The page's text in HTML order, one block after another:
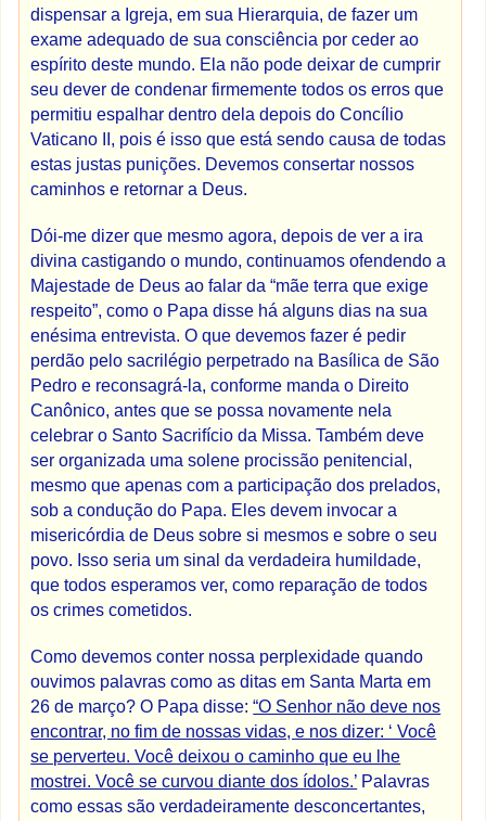
dispensar a Igreja, em sua Hierarquia, de fazer um
exame adequado de sua consciência por ceder ao
espírito deste mundo. Ela não pode deixar de cumprir
seu dever de condenar firmemente todos os erros que
permitiu espalhar dentro dela depois do Concílio
Vaticano II, pois é isso que está sendo causa de todas
estas justas punições. Devemos consertar nossos
caminhos e retornar a Deus.
Dói-me dizer que mesmo agora, depois de ver a ira
divina castigando o mundo, continuamos ofendendo a
Majestade de Deus ao falar da “mãe terra que exige
respeito”, como o Papa disse há alguns dias na sua
enésima entrevista. O que devemos fazer é pedir
perdão pelo sacrilégio perpetrado na Basílica de São
Pedro e reconsagrá-la, conforme manda o Direito
Canônico, antes que se possa novamente nela
celebrar o Santo Sacrifício da Missa. Também deve
ser organizada uma solene procissão penitencial,
mesmo que apenas com a participação dos prelados,
sob a condução do Papa. Eles devem invocar a
misericórdia de Deus sobre si mesmos e sobre o seu
povo. Isso seria um sinal da verdadeira humildade,
que todos esperamos ver, como reparação de todos
os crimes cometidos.
Como devemos conter nossa perplexidade quando
ouvimos palavras como as ditas em Santa Marta em
26 de março? O Papa disse:“O Senhor não deve nos
encontrar, no fim de nossas vidas, e nos dizer: ‘ Você
se perverteu. Você deixou o caminho que eu lhe
mostrei. Você se curvou diante dos ídolos.’ Palavras
como essas são verdadeiramente desconcertantes,